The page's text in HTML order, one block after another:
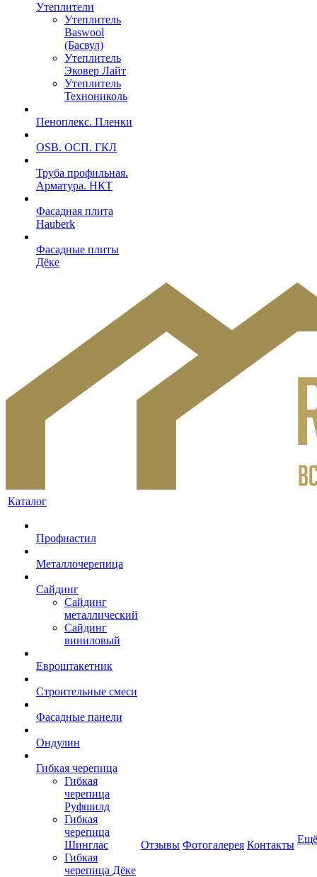
Утеплители
Утеплитель
Baswool
(Басвул)
Утеплитель
Эковер Лайт
Утеплитель
Технониколь
Пеноплекс. Пленки
OSB. ОСП. ГКЛ
Труба профильная.
Арматура. НКТ
Фасадная плита
Hauberk
Фасадные плиты
Дёке
Каталог
Профнастил
Металлочерепица
Сайдинг
Сайдинг
металлический
Сайдинг
виниловый
Евроштакетник
Строительные смеси
Фасадные панели
Ондулин
Гибкая черепица
Гибкая
черепица
Руфшилд
Гибкая
черепица
Шинглас
Гибкая
черепица Дёке
Отзывы Фотогалерея Контакты Ещё